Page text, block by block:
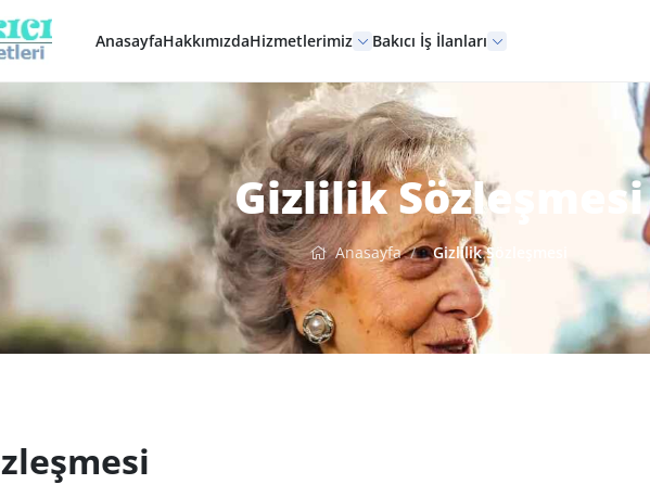
AnasayfaHakkımızdaHizmetlerimiz Bakıcı İş İlanları
Gizlilik Sözleşmesi
Anasayfa Gizlilik Sözleşmesi